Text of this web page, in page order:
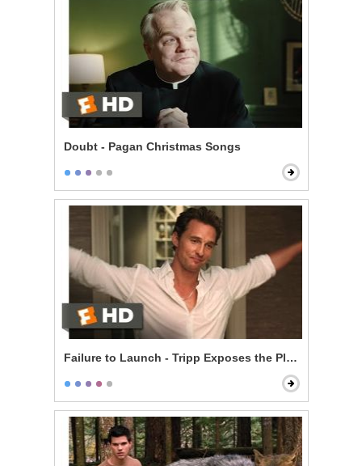
Doubt - Pagan Christmas Songs
Failure to Launch - Tripp Exposes the Plan